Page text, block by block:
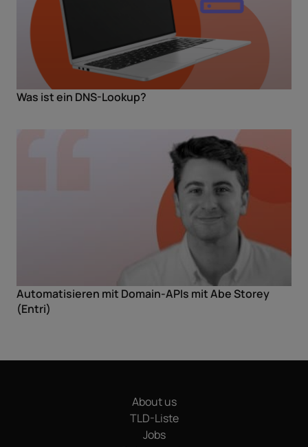
Was ist ein DNS-Lookup?
Automatisieren mit Domain-APIs mit Abe Storey
(Entri)
About us
TLD-Liste
Jobs